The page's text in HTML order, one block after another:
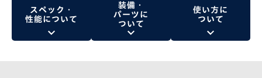
スペック・
性能について
装備・
パーツに
ついて
使い方に
ついて